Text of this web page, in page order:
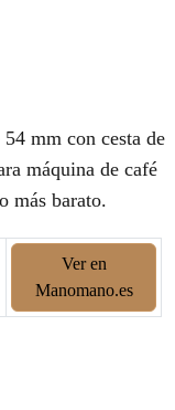
mm con cesta de
máquina de café
más barato.
Ver en
Manomano.es